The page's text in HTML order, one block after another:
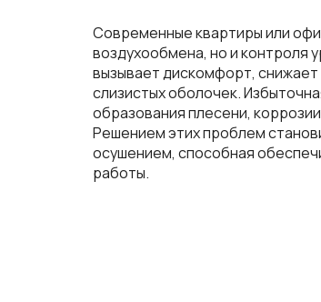
Современные квартиры или
воздухообмена, но и контроля
вызывает дискомфорт,
слизистых оболочек.
образования плесени,
Решением этих проблем
осушением, способная
работы.